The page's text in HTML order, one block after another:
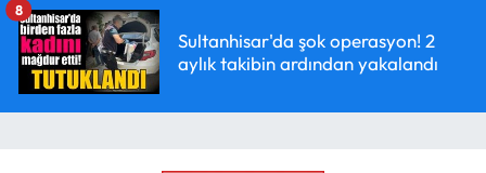
Sultanhisar'da şok operasyon! 2
aylık takibin ardından yakalandı
8